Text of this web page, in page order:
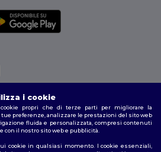
diritti riservati
di personalizzazione|Informativa sulla
Site Map
i cookie
propri che di terze parti per migliorare la
preferenze, analizzare le prestazioni del sito web
fluida e personalizzata, compresi contenuti
il nostro sito web e pubblicità.
cookie in qualsiasi momento. I cookie essenziali,